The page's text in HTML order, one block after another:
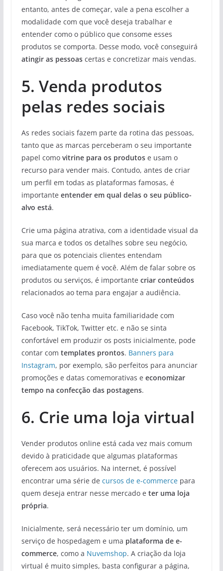
entanto, antes de começar, vale a pena escolher a
modalidade com que você deseja trabalhar e
entender como o público que consome esses
produtos se comporta. Desse modo, você conseguirá
atingir as pessoascertas e concretizar mais vendas.
5. Venda produtos
pelas redes sociais
As redes sociais fazem parte da rotina das pessoas,
tanto que as marcas perceberam o seu importante
papel comovitrine para os produtose usam o
recurso para vender mais. Contudo, antes de criar
um perfil em todas as plataformas famosas, é
importante entender em qual delas o seu público-
alvo está.
Crie uma página atrativa, com a identidade visual da
sua marca e todos os detalhes sobre seu negócio,
para que os potenciais clientes entendam
imediatamente quem é você. Além de falar sobre os
produtos ou serviços, é importante criar conteúdos
relacionados ao tema para engajar a audiência.
Caso você não tenha muita familiaridade com
Facebook, TikTok, Twitter etc. e não se sinta
confortável em produzir os posts inicialmente, pode
contar com templates prontos. Banners para
Instagram, por exemplo, são perfeitos para anunciar
promoções e datas comemorativas e economizar
tempo na confecção das postagens.
6. Crie uma loja virtual
Vender produtos online está cada vez mais comum
devido à praticidade que algumas plataformas
oferecem aos usuários. Na internet, é possível
encontrar uma série de cursos de e-commercepara
quem deseja entrar nesse mercado e ter uma loja
própria.
Inicialmente, será necessário ter um domínio, um
serviço de hospedagem e uma plataforma de e-
commerce, como a Nuvemshop. A criação da loja
virtual é muito simples, basta configurar a página,